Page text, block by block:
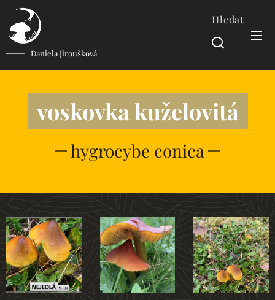
Daniela Jiroušková
Hledat
voskovka kuželovitá
hygrocybe conica